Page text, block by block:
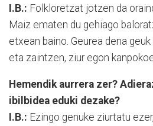
I.B.: Folkloretzat jotzen da
Maiz ematen du gehiago
etxean baino. Geurea dena
eta zaintzen, ziur egon
Hemendik aurrera zer?
ibilbidea eduki dezake?
I.B.: Ezingo genuke ziurtatu